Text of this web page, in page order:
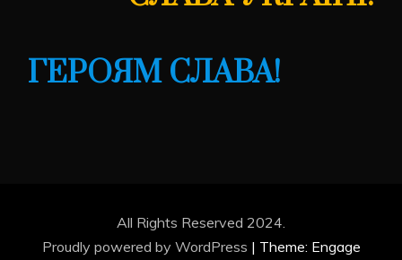
ГЕРОЯМ СЛАВА!
All Rights Reserved 2024.
Proudly powered by WordPress | Theme: Engage